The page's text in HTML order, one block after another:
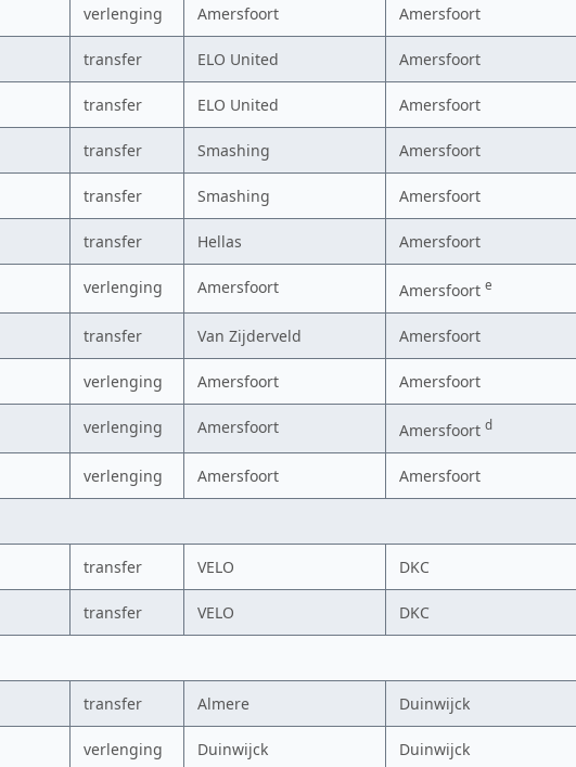
verlenging Amersfoort Amersfoort
transfer ELO United Amersfoort
transfer ELO United Amersfoort
transfer Smashing Amersfoort
transfer Smashing Amersfoort
transfer Hellas Amersfoort
verlenging Amersfoort Amersfoort e
transfer Van Zijderveld Amersfoort
verlenging Amersfoort Amersfoort
verlenging Amersfoort Amersfoort d
verlenging Amersfoort Amersfoort
transfer VELO DKC
transfer VELO DKC
transfer Almere Duinwijck
verlenging Duinwijck Duinwijck